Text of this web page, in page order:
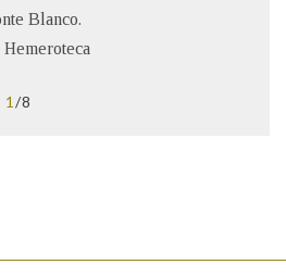
Blanco.
1 /8